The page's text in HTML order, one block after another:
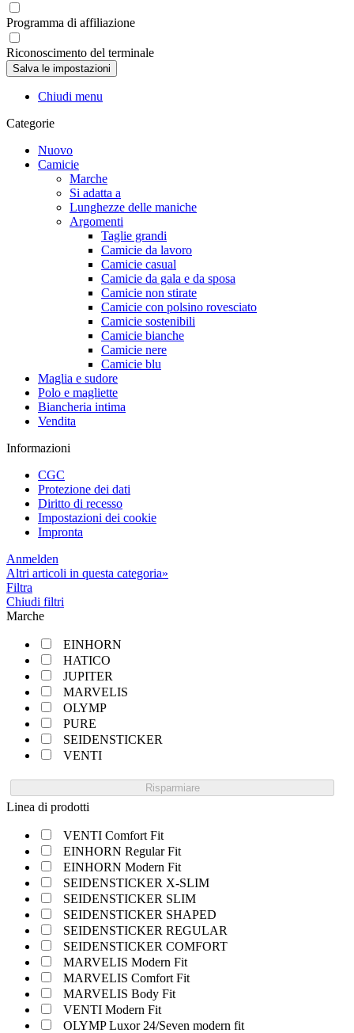
Programma di affiliazione
Riconoscimento del terminale
Chiudi menu
Categorie
Nuovo
Camicie
Marche
Si adatta a
Lunghezze delle maniche
Argomenti
Taglie grandi
Camicie da lavoro
Camicie casual
Camicie da gala e da sposa
Camicie non stirate
Camicie con polsino rovesciato
Camicie sostenibili
Camicie bianche
Camicie nere
Camicie blu
Maglia e sudore
Polo e magliette
Biancheria intima
Vendita
Informazioni
CGC
Protezione dei dati
Diritto di recesso
Impostazioni dei cookie
Impronta
Anmelden
Altri articoli in questa categoria»
Filtra
Chiudi filtri
Marche
EINHORN
HATICO
JUPITER
MARVELIS
OLYMP
PURE
SEIDENSTICKER
VENTI
Risparmiare
Linea di prodotti
VENTI Comfort Fit
EINHORN Regular Fit
EINHORN Modern Fit
SEIDENSTICKER X-SLIM
SEIDENSTICKER SLIM
SEIDENSTICKER SHAPED
SEIDENSTICKER REGULAR
SEIDENSTICKER COMFORT
MARVELIS Modern Fit
MARVELIS Comfort Fit
MARVELIS Body Fit
VENTI Modern Fit
OLYMP Luxor 24/Seven modern fit